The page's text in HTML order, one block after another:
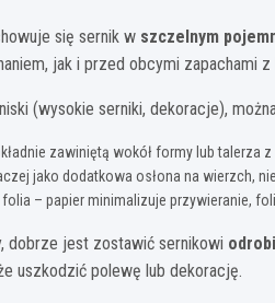
się sernik w szczelnym
jak i przed obcymi zapachami z
(wysokie serniki, dekoracje),
zawiniętą wokół formy lub talerza z
jako dodatkowa osłona na wierzch,
– papier minimalizuje przywieranie,
dobrze jest zostawić sernikowi
uszkodzić polewę lub dekorację.